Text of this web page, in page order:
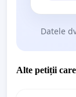
Datele
Alte petiții